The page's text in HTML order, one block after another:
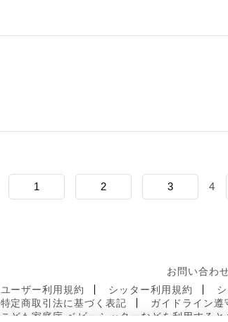
1 2 3 4
お問い合わ
ユーザー利用規約
シッター利用規約
特定商取引法に基づく表記
ガイドライン遵
こども家庭庁 ベビーシッターなどを利用すると